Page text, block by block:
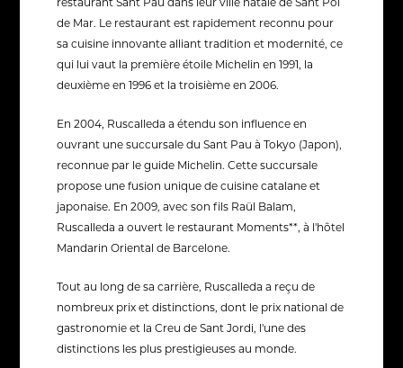
restaurant Sant Pau dans leur ville natale de Sant Pol
de Mar. Le restaurant est rapidement reconnu pour
sa cuisine innovante alliant tradition et modernité, ce
qui lui vaut la première étoile Michelin en 1991, la
deuxième en 1996 et la troisième en 2006.
En 2004, Ruscalleda a étendu son influence en
ouvrant une succursale du Sant Pau à Tokyo (Japon),
reconnue par le guide Michelin. Cette succursale
propose une fusion unique de cuisine catalane et
japonaise. En 2009, avec son fils Raül Balam,
Ruscalleda a ouvert le restaurant Moments**, à l'hôtel
Mandarin Oriental de Barcelone.
Tout au long de sa carrière, Ruscalleda a reçu de
nombreux prix et distinctions, dont le prix national de
gastronomie et la Creu de Sant Jordi, l'une des
distinctions les plus prestigieuses au monde.